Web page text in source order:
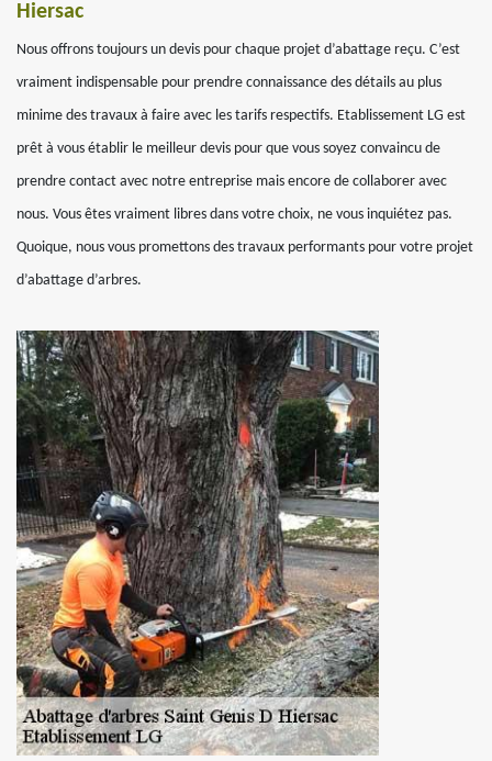
Hiersac
Nous offrons toujours un devis pour chaque projet d’abattage reçu. C’est
vraiment indispensable pour prendre connaissance des détails au plus
minime des travaux à faire avec les tarifs respectifs. Etablissement LG est
prêt à vous établir le meilleur devis pour que vous soyez convaincu de
prendre contact avec notre entreprise mais encore de collaborer avec
nous. Vous êtes vraiment libres dans votre choix, ne vous inquiétez pas.
Quoique, nous vous promettons des travaux performants pour votre projet
d’abattage d’arbres.